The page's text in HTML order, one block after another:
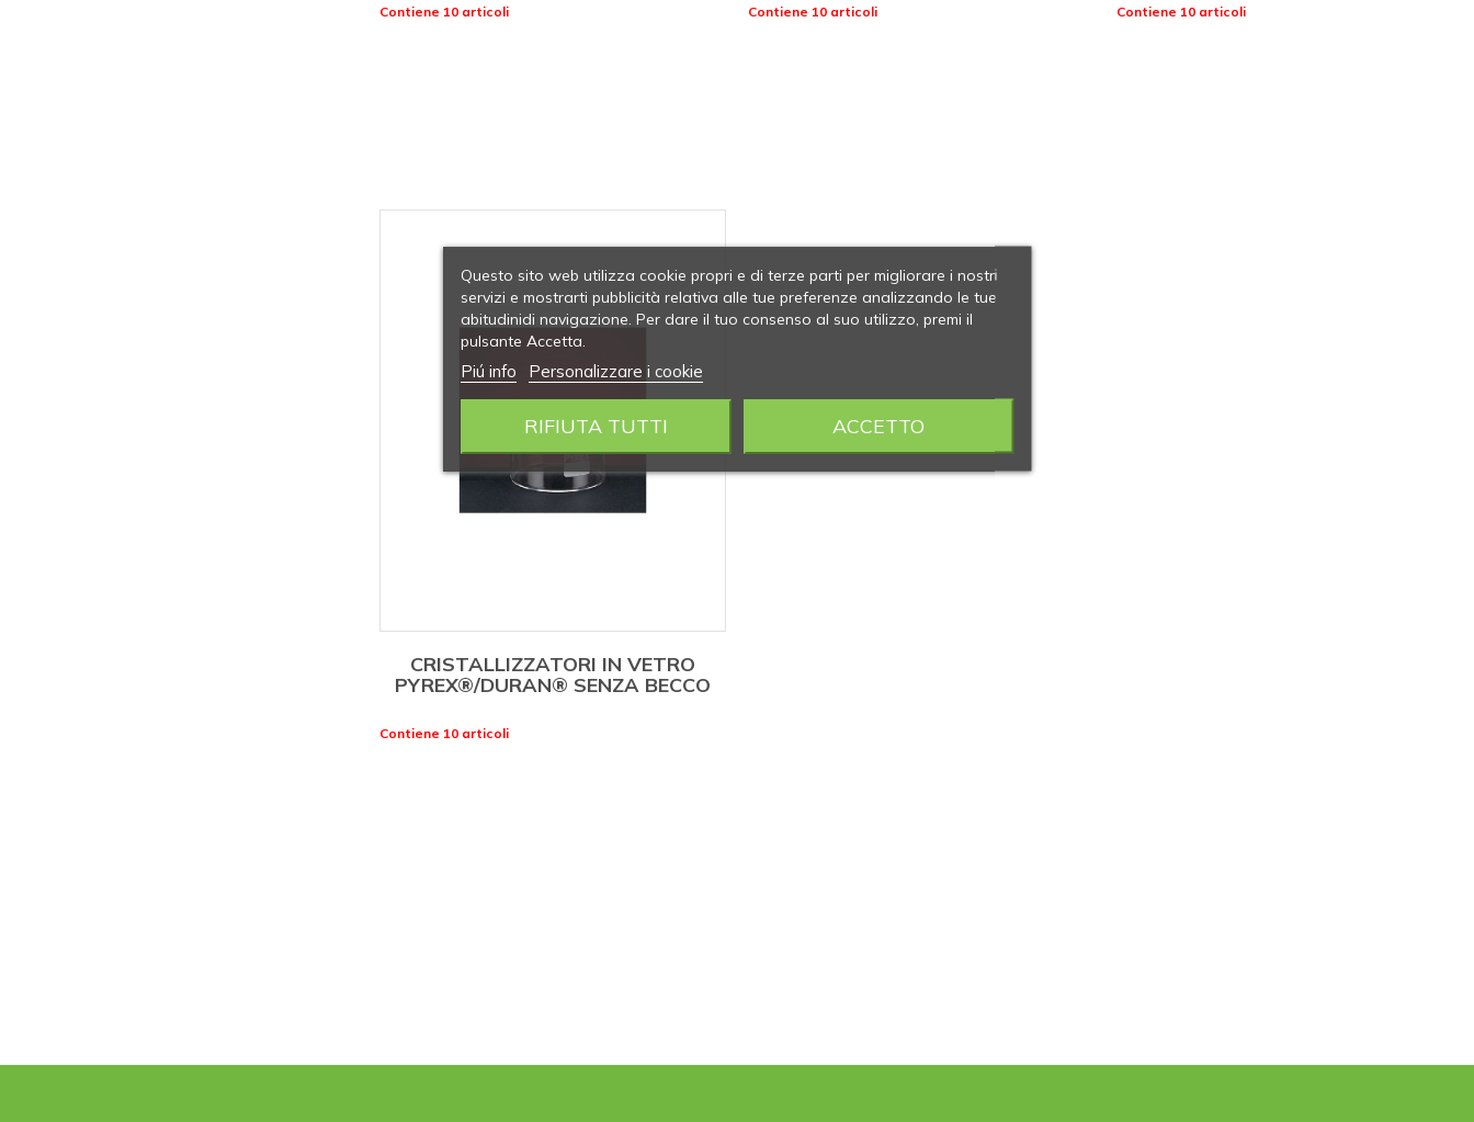
Contiene 10 articoli Contiene 10 articoli Contiene 10 articoli
CRISTALLIZZATORI IN VETRO
PYREX®/DURAN® SENZA BECCO
Contiene 10 articoli
Questo sito web utilizza cookie propri e di terze parti per migliorare i nostri
servizi e mostrarti pubblicità relativa alle tue preferenze analizzando le tue
abitudinidi navigazione. Per dare il tuo consenso al suo utilizzo, premi il
pulsante Accetta.
Piú info Personalizzare i cookie
RIFIUTA TUTTI ACCETTO